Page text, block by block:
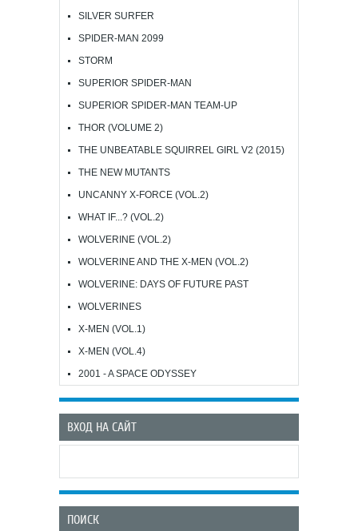
SILVER SURFER
SPIDER-MAN 2099
STORM
SUPERIOR SPIDER-MAN
SUPERIOR SPIDER-MAN TEAM-UP
THOR (VOLUME 2)
THE UNBEATABLE SQUIRREL GIRL V2 (2015)
THE NEW MUTANTS
UNCANNY X-FORCE (VOL.2)
WHAT IF...? (VOL.2)
WOLVERINE (VOL.2)
WOLVERINE AND THE X-MEN (VOL.2)
WOLVERINE: DAYS OF FUTURE PAST
WOLVERINES
X-MEN (VOL.1)
X-MEN (VOL.4)
2001 - A SPACE ODYSSEY
ВХОД НА САЙТ
ПОИСК